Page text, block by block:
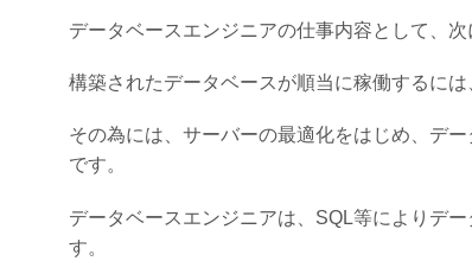
データベースエンジニアの仕事内容として、
構築されたデータベースが順当に稼働するには
その為には、サーバーの最適化をはじめ、デ
です。
データベースエンジニアは、SQL等によりデ
す。